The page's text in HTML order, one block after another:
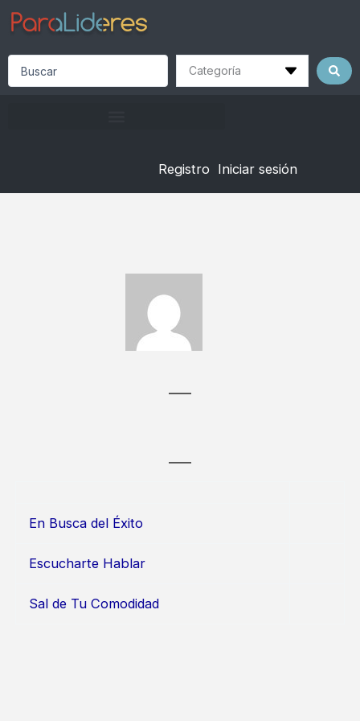
Skip
to
content
Registro Iniciar sesión
En Busca del Éxito
Escucharte Hablar
Sal de Tu Comodidad